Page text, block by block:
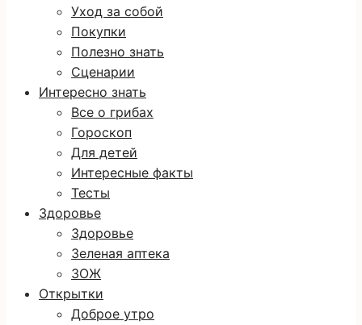
Уход за собой
Покупки
Полезно знать
Сценарии
Интересно знать
Все о грибах
Гороскоп
Для детей
Интересные факты
Тесты
Здоровье
Здоровье
Зеленая аптека
ЗОЖ
Открытки
Доброе утро